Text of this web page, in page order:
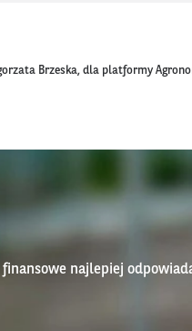
Brzeska, dla platformy
najlepiej